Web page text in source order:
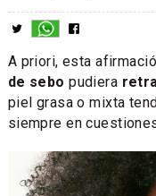
A priori, esta
de sebo pudiera
piel grasa o mixta
siempre en